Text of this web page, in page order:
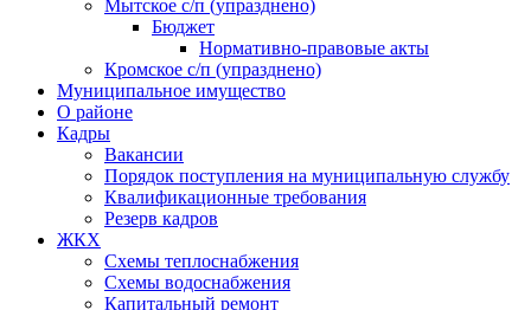
Мытское с/п (упразднено)
Бюджет
Нормативно-правовые акты
Кромское с/п (упразднено)
Муниципальное имущество
О районе
Кадры
Вакансии
Порядок поступления на муниципальную службу
Квалификационные требования
Резерв кадров
ЖКХ
Схемы теплоснабжения
Схемы водоснабжения
Капитальный ремонт